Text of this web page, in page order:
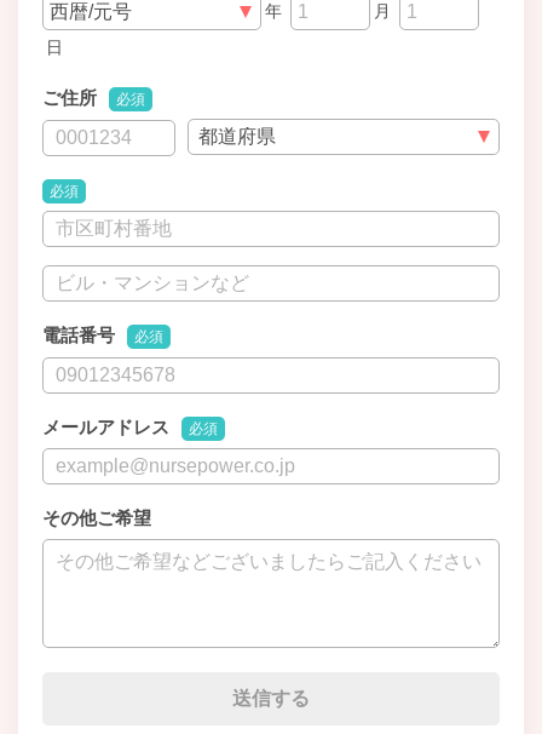
年
月
日
ご住所 必須
必須
電話番号 必須
メールアドレス 必須
その他ご希望